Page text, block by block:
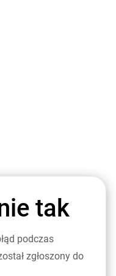
tak
podczas
zgłoszony do